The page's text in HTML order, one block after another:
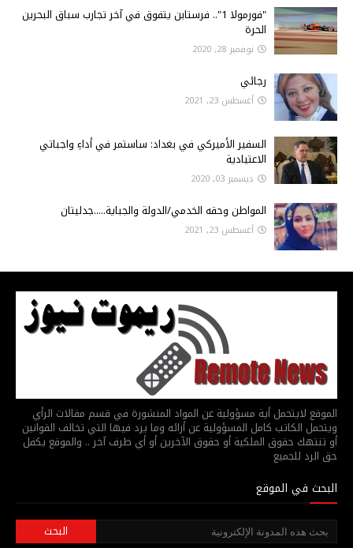
"فورمولا 1".. فرستابن يتفوق في آخر تجارب سباق البحرين
الحرة
نوفمبر 28, 2020
رجائي
أغسطس 23, 2021
السفير الأميركي في بغداد: ساستمر في أداءِ واجباتي
الاعتيادية
ديسمبر 03, 2020
المواطن وحقه الخدمي/الدولة والجباية.....جدليتان
أغسطس 23, 2021
الموقع لايتحمل أية مسؤولية عن المواد المنشورة في قسم مقالات الرأي
ويتحمل الكاتب كامل المسؤولية عن أرائه وما يرد فيها التي تخالف القوانين
أو تنتهك حقوق الملكية أو حقوق الآخرين أو أي طرف آخر .. والموقع يكفل
حق الرد للجميع
البحث في الموقع